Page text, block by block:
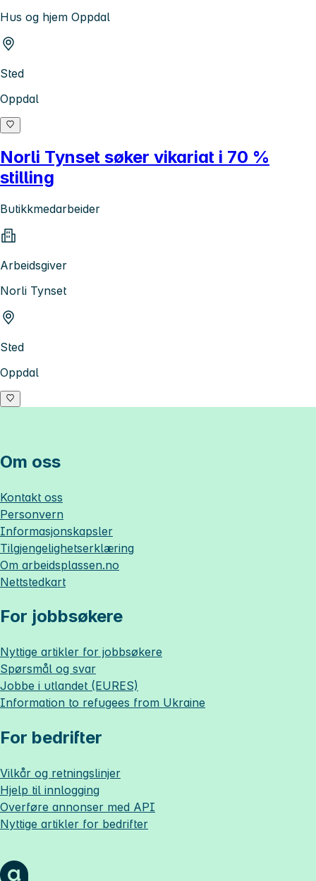
Hus og hjem Oppdal
Sted
Oppdal
Norli Tynset søker vikariat i 70 %
stilling
Butikkmedarbeider
Arbeidsgiver
Norli Tynset
Sted
Oppdal
Om oss
Kontakt oss
Personvern
Informasjonskapsler
Tilgjengelighetserklæring
Om arbeidsplassen.no
Nettstedkart
For jobbsøkere
Nyttige artikler for jobbsøkere
Spørsmål og svar
Jobbe i utlandet (EURES)
Information to refugees from Ukraine
For bedrifter
Vilkår og retningslinjer
Hjelp til innlogging
Overføre annonser med API
Nyttige artikler for bedrifter